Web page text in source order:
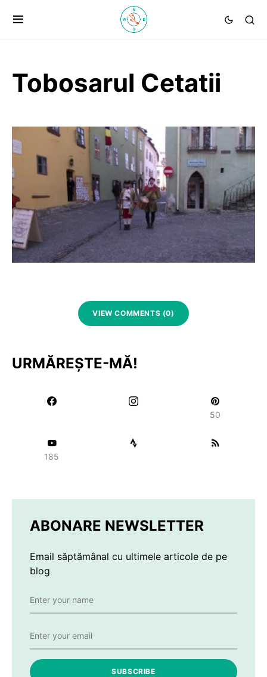
Tobosarul Cetatii
VIEW COMMENTS (0)
URMĂREȘTE-MĂ!
50
185
ABONARE NEWSLETTER
Email săptămânal cu ultimele articole de pe
blog
SUBSCRIBE